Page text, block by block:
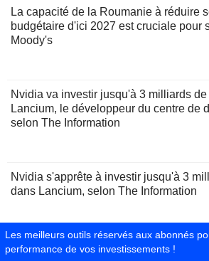
La capacité de la Roumanie à réduire
budgétaire d'ici 2027 est cruciale pour
Moody's
Nvidia va investir jusqu'à 3 milliards
Lancium, le développeur du centre de
selon The Information
Nvidia s'apprête à investir jusqu'à 3
dans Lancium, selon The Information
Le Brésil durcit les transferts de
Les meilleurs outils réservés aux abonnés
performance de vos investissements !